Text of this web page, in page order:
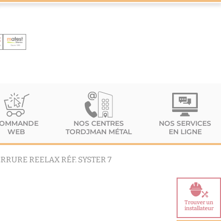
WEB
NOS CENTRES
TORDJMAN MÉTAL
NOS SERVICES
EN LIGNE
Trouver un
installateur
REELAX RÉF. SYSTER 7